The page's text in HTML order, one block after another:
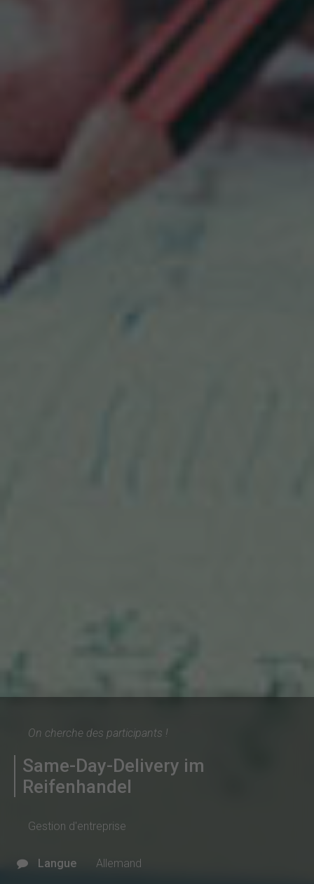
On cherche des participants !
Same-Day-Delivery im
Reifenhandel
Gestion d'entreprise
Langue Allemand